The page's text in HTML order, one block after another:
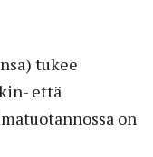
tukee
että
on